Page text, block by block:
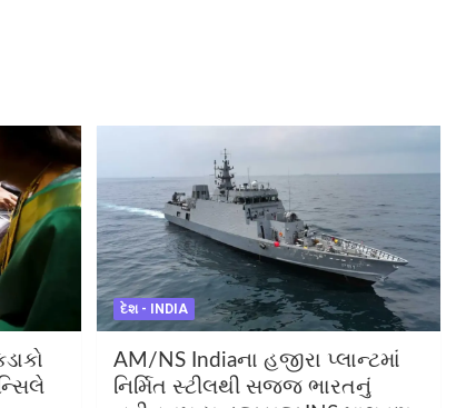
દેશ - INDIA
AM/NS Indiaના હજીરા પ્લાન્ટમાં
નિર્મિત સ્ટીલથી સજ્જ ભારતનું